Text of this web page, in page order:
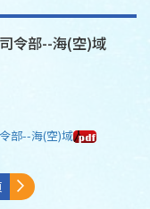
令部--海(空)域
部--海(空)域